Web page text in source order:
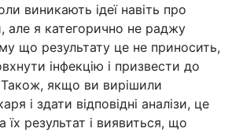
виникають ідеї навіть про
але я категорично не раджу
що результату це не приносить,
інфекцію і призвести до
Також, якщо ви вирішили
і здати відповідні аналізи, це
результат і виявиться, що